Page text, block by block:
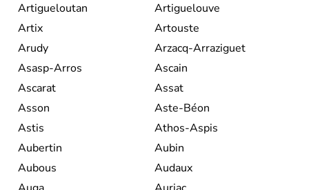
Artigueloutan
Artiguelouve
Artix
Artouste
Arudy
Arzacq-Arraziguet
Asasp-Arros
Ascain
Ascarat
Assat
Asson
Aste-Béon
Astis
Athos-Aspis
Aubertin
Aubin
Aubous
Audaux